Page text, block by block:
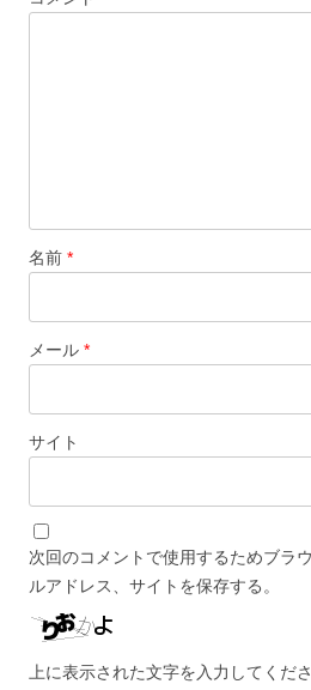
名前 *
メール *
サイト
次回のコメントで使用するためブラ
ルアドレス、サイトを保存する。
上に表示された文字を入力してくださ